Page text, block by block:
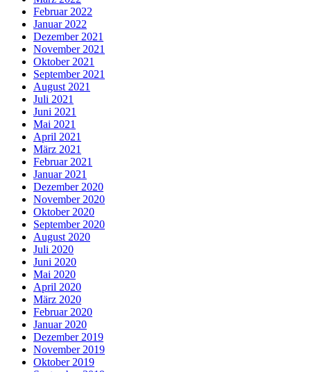
Februar 2022
Januar 2022
Dezember 2021
November 2021
Oktober 2021
September 2021
August 2021
Juli 2021
Juni 2021
Mai 2021
April 2021
März 2021
Februar 2021
Januar 2021
Dezember 2020
November 2020
Oktober 2020
September 2020
August 2020
Juli 2020
Juni 2020
Mai 2020
April 2020
März 2020
Februar 2020
Januar 2020
Dezember 2019
November 2019
Oktober 2019